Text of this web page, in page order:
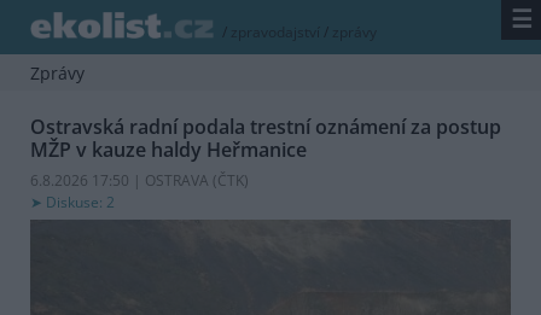
/ zpravodajství / zprávy ☰
Zprávy
Ostravská radní podala trestní oznámení za postup
MŽP v kauze haldy Heřmanice
6.8.2026 17:50 | OSTRAVA (ČTK)
Diskuse: 2